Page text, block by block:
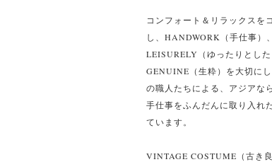
コンフォート＆リラックスを
し、HANDWORK（手仕事）、
LEISURELY（ゆったりとした
GENUINE（生粋）を大切に
の職人たちによる、アジアな
手仕事をふんだんに取り入れ
ています。
VINTAGE COSTUME（古き